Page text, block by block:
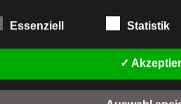
zu Standortdaten, zu
besonderen Merkmalen, die
Identität dieser natürlichen Person
Person
Essenziell Statistik
✓